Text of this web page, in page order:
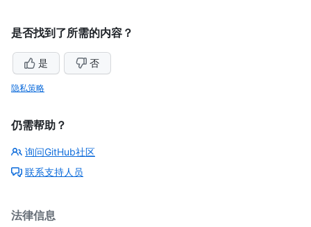
是否找到了所需的内容？
是 否
隐私策略
仍需帮助？
询问GitHub社区
联系支持人员
法律信息